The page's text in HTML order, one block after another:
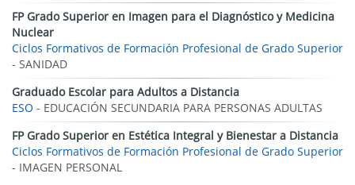
FP Grado Superior en Imagen para el Diagnóstico y Medicina
Nuclear
Ciclos Formativos de Formación Profesional de Grado Superior
- SANIDAD
Graduado Escolar para Adultos a Distancia
ESO - EDUCACIÓN SECUNDARIA PARA PERSONAS ADULTAS
FP Grado Superior en Estética Integral y Bienestar a Distancia
Ciclos Formativos de Formación Profesional de Grado Superior
- IMAGEN PERSONAL